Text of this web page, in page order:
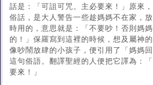
話是：「可詛可咒。主必要來！」原來
俗話，是大人警告一些趁媽媽不在家，
時用的，意思就是：「不要吵！否則媽
的！」保羅寫到這裡的時候，想及屬神
像吵鬧放肆的小孩子，便引用了「媽媽回
這句俗語。翻譯聖經的人便把它譯為：
要來！」